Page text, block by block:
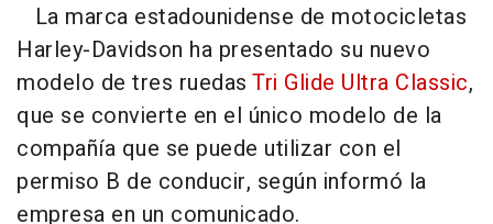
La marca estadounidense de motocicletas
Harley-Davidson ha presentado su nuevo
modelo de tres ruedas Tri Glide Ultra Classic,
que se convierte en el único modelo de la
compañía que se puede utilizar con el
permiso B de conducir, según informó la
empresa en un comunicado.